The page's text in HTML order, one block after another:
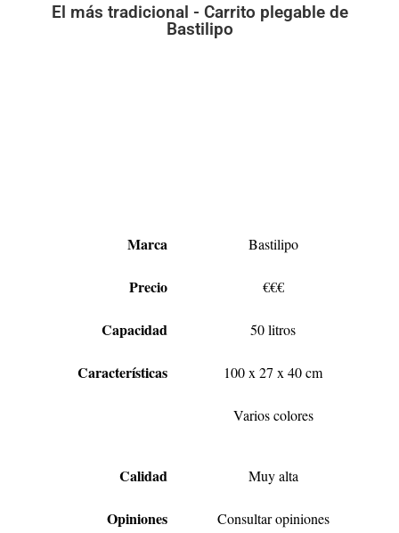
El más tradicional - Carrito plegable de
Bastilipo
Marca Bastilipo
Precio €€€
Capacidad 50 litros
Características 100 x 27 x 40 cm
Varios colores
Calidad Muy alta
Opiniones Consultar opiniones